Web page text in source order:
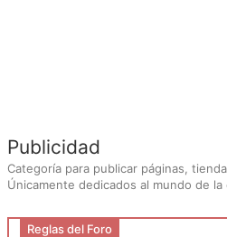
Publicidad
Categoría para publicar páginas,
Únicamente dedicados al mundo de la
Reglas del Foro